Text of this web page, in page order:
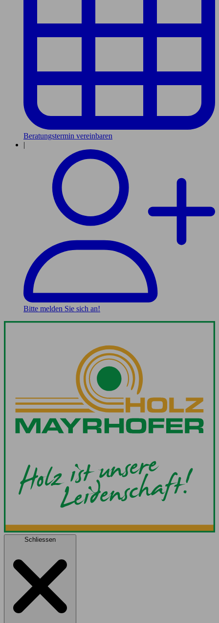
Beratungstermin vereinbaren
|
Bitte melden Sie sich an!
Schliessen